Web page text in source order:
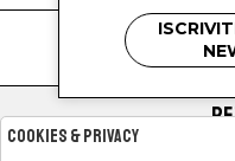
Cookies & Privacy